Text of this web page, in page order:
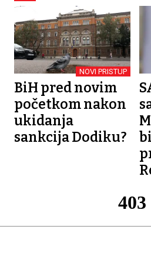
NOVI PRISTUP
BiH pred novim
početkom nakon
ukidanja
sankcija Dodiku?